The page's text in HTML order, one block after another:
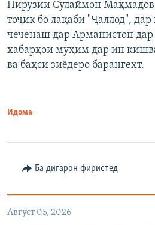
Auto 240p 360p
720p
Пирӯзии Сулаймон
тоҷик бо лақаби "Ҷаллод",
чеченаш дар Арманистон дар
хабарҳои муҳим дар ин
ва баҳси зиёдеро барангехт.
Идома
Ба дигарон фиристед
Август 05, 2026